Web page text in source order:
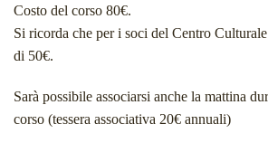
Costo del corso 80€.
Si ricorda che per i soci del Centro
di 50€.
Sarà possibile associarsi anche la mattina
corso (tessera associativa 20€ annuali)